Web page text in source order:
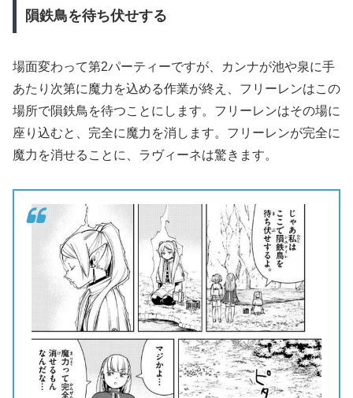
隕鉄鳥を待ち伏せする
場面変わって第2パーティーですが、カンナが池や泉に手
あたり次第に魔力を込める作業が終え、フリーレンはこの
場所で隕鉄鳥を待つことにします。フリーレンはその場に
座り込むと、完全に魔力を消します。フリーレンが完全に
魔力を消せることに、ラヴィーネは驚きます。